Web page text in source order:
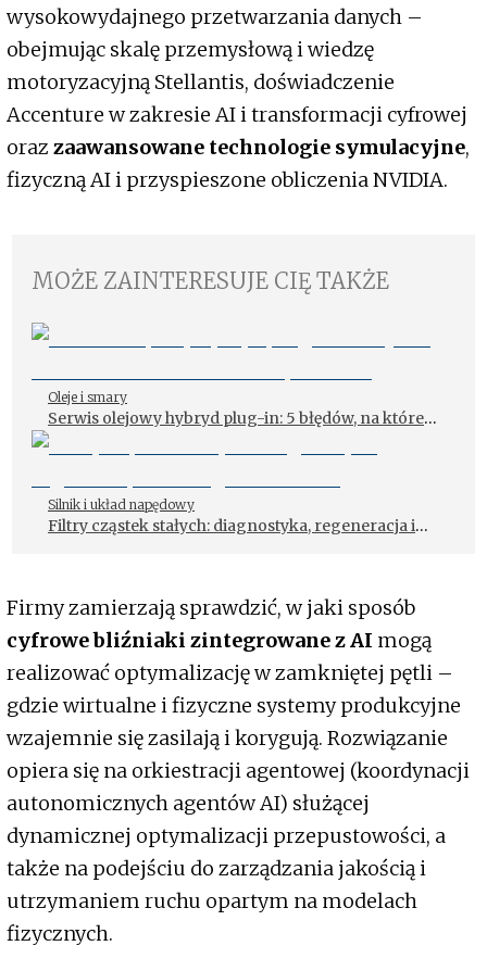
wysokowydajnego przetwarzania danych –
obejmując skalę przemysłową i wiedzę
motoryzacyjną Stellantis, doświadczenie
Accenture w zakresie AI i transformacji cyfrowej
oraz zaawansowane technologie symulacyjne,
fizyczną AI i przyspieszone obliczenia NVIDIA.
MOŻE ZAINTERESUJE CIĘ TAKŻE
Oleje i smary
Serwis olejowy hybryd plug-in: 5 błędów, na które
nie możesz sobie pozwolić
Silnik i układ napędowy
Filtry cząstek stałych: diagnostyka, regeneracja i
Firmy zamierzają sprawdzić, w jaki sposób
cyfrowe bliźniaki zintegrowane z AI mogą
realizować optymalizację w zamkniętej pętli –
gdzie wirtualne i fizyczne systemy produkcyjne
wzajemnie się zasilają i korygują. Rozwiązanie
opiera się na orkiestracji agentowej (koordynacji
autonomicznych agentów AI) służącej
dynamicznej optymalizacji przepustowości, a
także na podejściu do zarządzania jakością i
utrzymaniem ruchu opartym na modelach
fizycznych.